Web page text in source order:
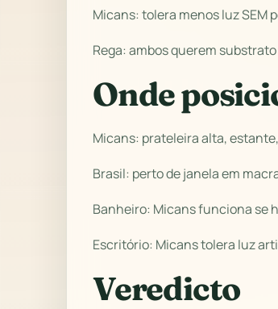
Micans: tolera menos luz SEM
Rega: ambos querem
Onde
Micans: prateleira alta,
Brasil: perto de janela em
Banheiro: Micans funciona se
Escritório: Micans tolera luz
Veredicto